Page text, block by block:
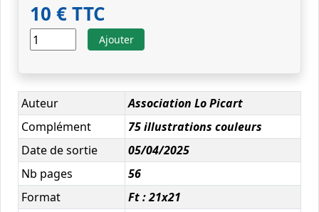
10 € TTC
Ajouter
Auteur
Association Lo Picart
Complément
75 illustrations couleurs
Date de sortie
05/04/2025
Nb pages
56
Format
Ft : 21x21